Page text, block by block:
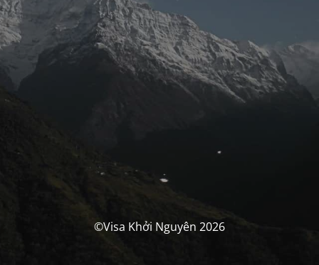
©Visa Khởi Nguyên 2026